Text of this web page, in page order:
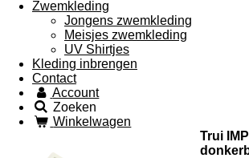
Zwemkleding
Jongens zwemkleding
Meisjes zwemkleding
UV Shirtjes
Kleding inbrengen
Contact
Account
Zoeken
Winkelwagen
Trui